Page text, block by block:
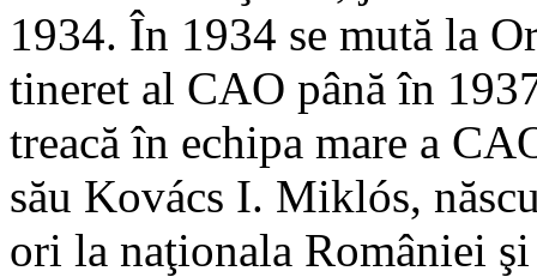
1934. În 1934 se mută la
tineret al CAO până în
treacă în echipa mare a
său Kovács I. Miklós,
ori la naţionala României